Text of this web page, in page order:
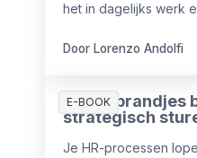
het in dagelijks werk
dat het ook iets
Door Lorenzo Andolfi
E-BOOK
Blijf je brandjes
strategisch
Je HR-processen